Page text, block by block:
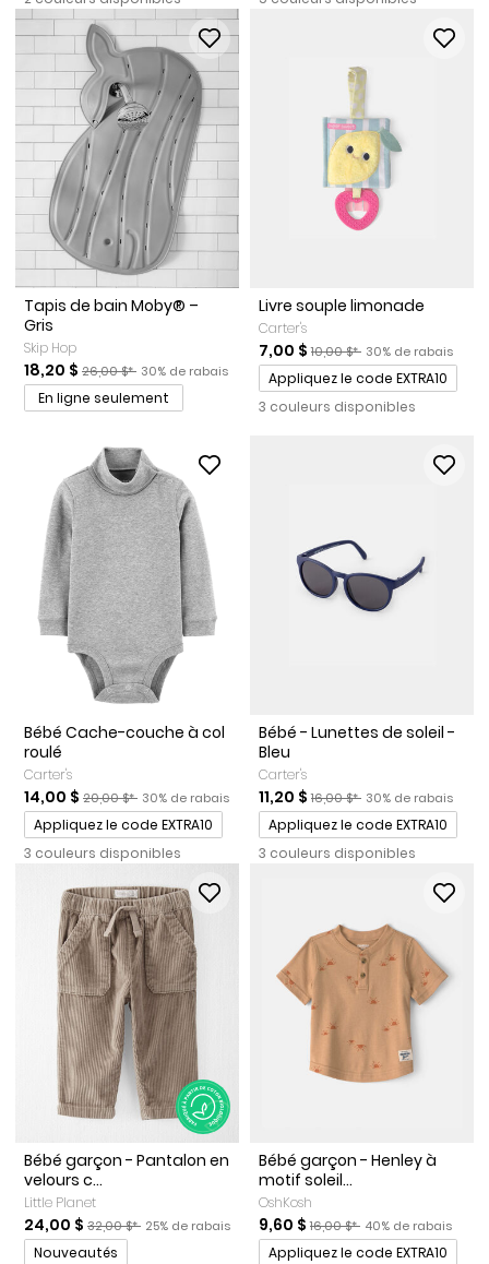
Tapis de bain Moby® –
Gris
Skip Hop
Prix de solde
18,20 $ Prix ​​de détail suggéré par le fabricant
26,00 $* Pourcentage de rabais
30% de rabais
En ligne seulement
Livre souple limonade
Carter's
Prix de solde
7,00 $Prix ​​de détail suggéré par le
10,00 $* Pourcentage de
30% de rabais
Promotions
Appliquez le code EXTRA10
3 couleurs disponibles
Bébé Cache-couche à col
roulé
Carter's
Prix de solde
14,00 $ Prix ​​de détail suggéré par le fabricant
20,00 $* Pourcentage de rabais
30% de rabais
Promotions
Appliquez le code EXTRA10
3 couleurs disponibles
Bébé - Lunettes de soleil -
Bleu
Carter's
Prix de solde
11,20 $Prix ​​de détail suggéré par le
16,00 $* Pourcentage de
30% de rabais
Promotions
Appliquez le code EXTRA10
3 couleurs disponibles
Bébé garçon - Pantalon en
velours c...
Little Planet
Prix de solde
24,00 $ Prix ​​de détail suggéré par le fabricant
32,00 $* Pourcentage de rabais
25% de rabais
Promotions
Nouveautés
Bébé garçon - Henley à
motif soleil...
OshKosh
Prix de solde
9,60 $Prix ​​de détail suggéré par le
16,00 $* Pourcentage de
40% de rabais
Promotions
Appliquez le code EXTRA10